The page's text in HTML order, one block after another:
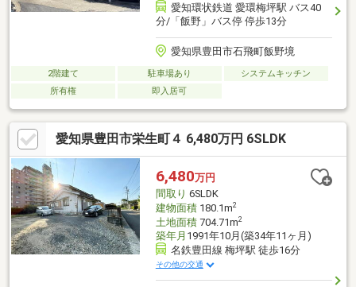
愛知環状鉄道 愛環梅坪駅 バス40
分/「飯野」バス停 停歩13分
愛知県豊田市石飛町飯野境
2階建て 駐車場あり
システムキッチン
所有権
即入居可
愛知県豊田市栄生町４ 6,480万円 6SLDK
6,480万円
間取り 6SLDK
建物面積180.1m2
土地面積704.71m2
築年月 1991年10月(築34年11ヶ月)
名鉄豊田線 梅坪駅 徒歩16分
その他の交通